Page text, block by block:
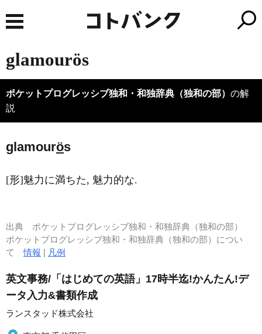
glamourös
ポケットプログレッシブ独和・和独辞典（独和の部） の解
説
glamourös
[形]魅力に満ちた, 魅力的な.
出典 ポケットプログレッシブ独和・和独辞典（独和の部）
ポケットプログレッシブ独和・和独辞典（独和の部）につい
て情報 | 凡例
英文事務/「はじめての英語」17時半迄!かんたん!デ
ータ入力&書類作成
ランスタッド株式会社